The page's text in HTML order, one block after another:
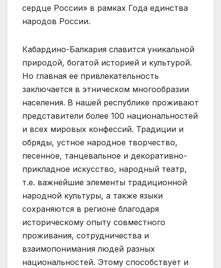
сердце России» в рамках Года единства
народов России.
Кабардино-Балкария славится уникальной
природой, богатой историей и культурой.
Но главная ее привлекательность
заключается в этническом многообразии
населения. В нашей республике проживают
представители более 100 национальностей
и всех мировых конфессий. Традиции и
обряды, устное народное творчество,
песенное, танцевальное и декоративно-
прикладное искусство, народный театр,
т.е. важнейшие элементы традиционной
народной культуры, а также языки
сохраняются в регионе благодаря
историческому опыту совместного
проживания, сотрудничества и
взаимопонимания людей разных
национальностей. Этому способствует и